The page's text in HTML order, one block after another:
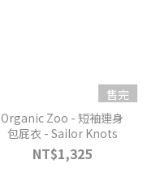
售完
Organic Zoo - 短袖連身
包屁衣 - Sailor Knots
NT$1,325